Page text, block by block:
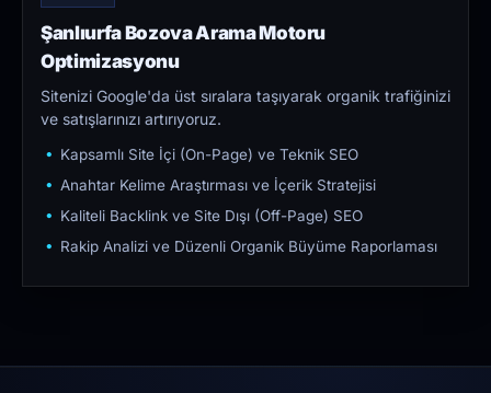
Şanlıurfa Bozova Arama Motoru
Optimizasyonu
Sitenizi Google'da üst sıralara taşıyarak organik trafiğinizi
ve satışlarınızı artırıyoruz.
Kapsamlı Site İçi (On-Page) ve Teknik SEO
Anahtar Kelime Araştırması ve İçerik Stratejisi
Kaliteli Backlink ve Site Dışı (Off-Page) SEO
Rakip Analizi ve Düzenli Organik Büyüme Raporlaması